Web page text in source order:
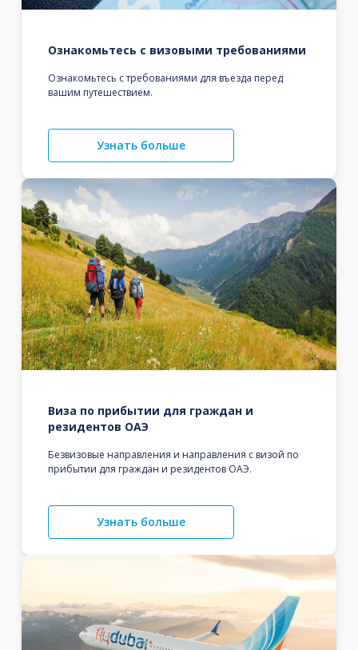
Ознакомьтесь с визовыми требованиями
Ознакомьтесь с требованиями для въезда перед
вашим путешествием.
Узнать больше
Виза по прибытии для граждан и
резидентов ОАЭ
Безвизовые направления и направления с визой по
прибытии для граждан и резидентов ОАЭ.
Узнать больше